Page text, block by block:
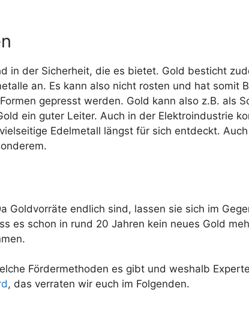
in der Sicherheit, die es bietet. Gold besticht
an. Es kann also nicht rosten und hat somit
gepresst werden. Gold kann also z.B. als
ein guter Leiter. Auch in der Elektroindustrie
Edelmetall längst für sich entdeckt.
endlich sind, lassen sie sich im
es schon in rund 20 Jahren kein neues Gold
Fördermethoden es gibt und weshalb
, das verraten wir euch im Folgenden.